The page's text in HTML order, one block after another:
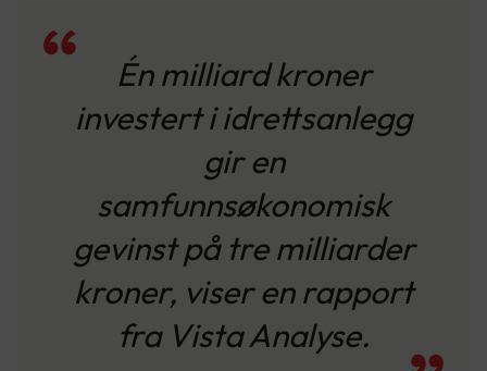
Én milliard kroner
investert i idrettsanlegg
gir en
samfunnsøkonomisk
gevinst på tre milliarder
kroner, viser en rapport
fra Vista Analyse.